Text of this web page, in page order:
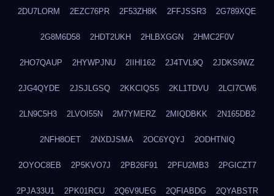
2DU7LORM 2EZC76PR 2F53ZH8K 2FFJSSR3 2G789XQE
2G8M6D58 2HDT2UKH 2HLBXGGN 2HMC2F0V
2HO7QAUP 2HYWPJNU 2IIHI162 2J4TVL9Q 2JDKS9WZ
2JG4QYDE 2JSJLGSQ 2KKCIQS5 2KL1TDVU 2LCI7CW6
2LN9C5H3 2LVOI55N 2M7YMERZ 2MIQDBKK 2N165DB2
2NFH8OET 2NXDJSMA 2OC6YQYJ 2ODHTNIQ
2OYOC8EB 2P5KVO7J 2PB26F91 2PFU2MB3 2PGICZT7
2PJA33U1 2PK01RCU 2Q6V9UEG 2QFIABDG 2QYABSTR